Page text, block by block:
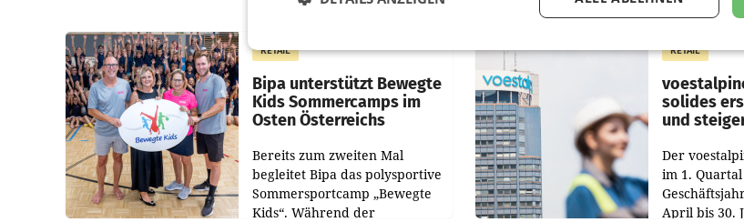
RETAIL
Bipa unterstützt Bewegte
Kids Sommercamps im
Osten Österreichs
Bereits zum zweiten Mal
begleitet Bipa das polysportive
Sommersportcamp „Bewegte
Kids“. Während der
RETAIL
solides
und
Der
im 1. Quartal
April bis 30.